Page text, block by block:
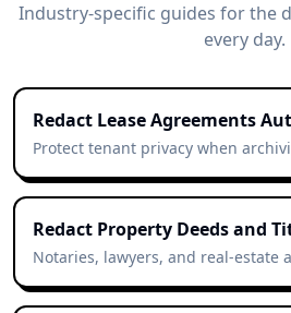
Industry-specific guides for the
every day.
Redact Lease Agreements
Protect tenant privacy when
Redact Property Deeds and
Notaries, lawyers, and real-estate
legal layout.